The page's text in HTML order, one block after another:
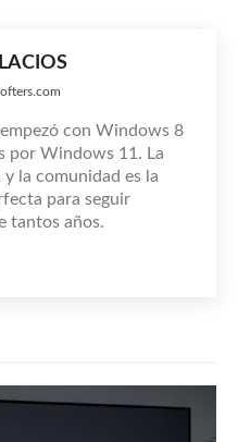
con Windows 8
por Windows 11. La
la comunidad es la
para seguir
tantos años.